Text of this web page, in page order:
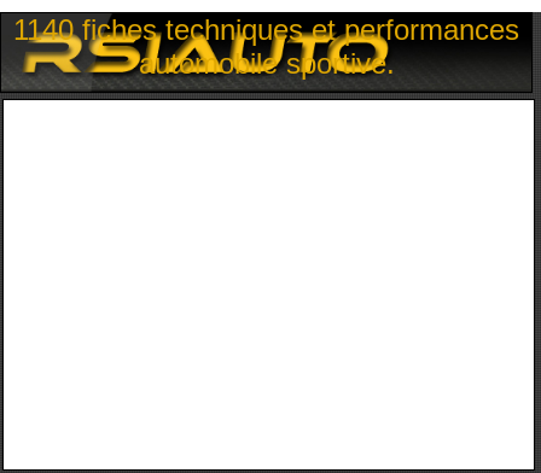
1140 fiches techniques et performances
automobile sportive.